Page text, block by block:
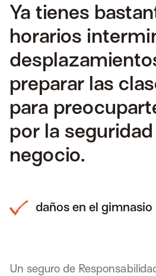
Ya tienes
horarios
preparar las
para
por la
negocio.
daños en el gimnasio
Un seguro de